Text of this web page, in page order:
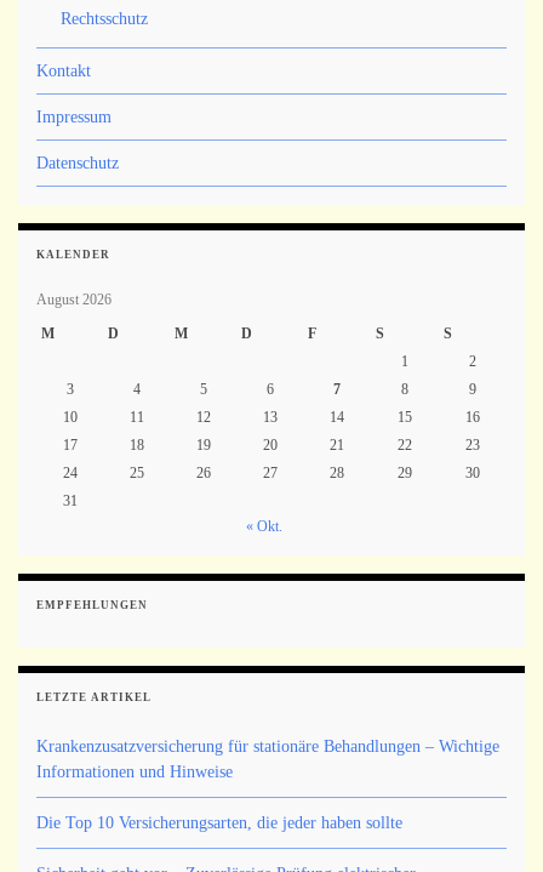
Rechtsschutz
Kontakt
Impressum
Datenschutz
KALENDER
August 2026
M
D M D F S
S
1
2
3
4 5 6 7 8
9
10
11 12 13 14 15
16
17
18 19 20 21 22
23
24
25 26 27 28 29
30
31
« Okt.
EMPFEHLUNGEN
LETZTE ARTIKEL
Krankenzusatzversicherung für stationäre Behandlungen – Wichtige
Informationen und Hinweise
Die Top 10 Versicherungsarten, die jeder haben sollte